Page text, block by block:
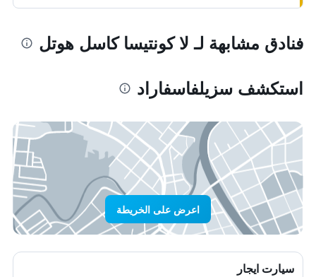
فنادق مشابهة لـ لا كونتيسا كاسل هوتل
استكشف سزيلفاسفاراد
اعرض على الخريطة
سيارت ايجار